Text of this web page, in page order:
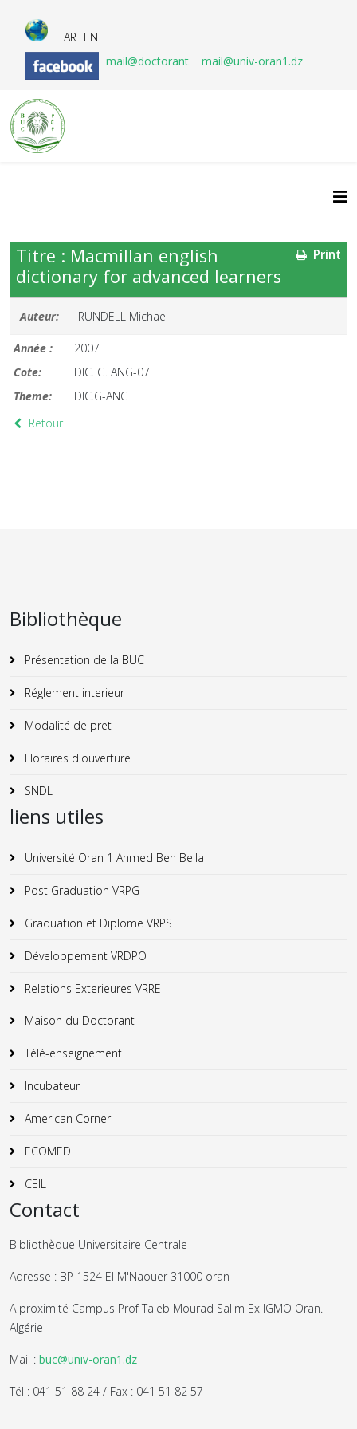
AR EN
mail@doctorant
mail@univ-oran1.dz
Print
Titre : Macmillan english
dictionary for advanced learners
Auteur: RUNDELL Michael
Année :
2007
Cote:
DIC. G. ANG-07
Theme:
DIC.G-ANG
Retour
Bibliothèque
Présentation de la BUC
Réglement interieur
Modalité de pret
Horaires d'ouverture
SNDL
liens utiles
Université Oran 1 Ahmed Ben Bella
Post Graduation VRPG
Graduation et Diplome VRPS
Développement VRDPO
Relations Exterieures VRRE
Maison du Doctorant
Télé-enseignement
Incubateur
American Corner
ECOMED
CEIL
Contact
Bibliothèque Universitaire Centrale
Adresse : BP 1524 El M'Naouer 31000 oran
A proximité Campus Prof Taleb Mourad Salim Ex IGMO Oran.
Algérie
Mail : buc@univ-oran1.dz
Tél : 041 51 88 24 / Fax : 041 51 82 57